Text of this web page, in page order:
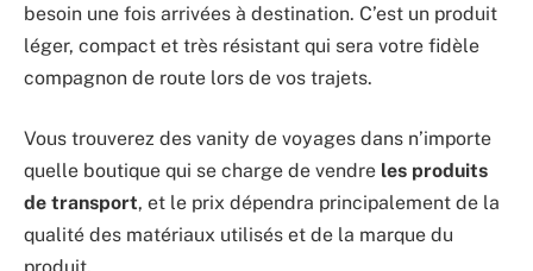
besoin une fois arrivées à destination. C’est un produit
léger, compact et très résistant qui sera votre fidèle
compagnon de route lors de vos trajets.
Vous trouverez des vanity de voyages dans n’importe
quelle boutique qui se charge de vendre les produits
de transport, et le prix dépendra principalement de la
qualité des matériaux utilisés et de la marque du